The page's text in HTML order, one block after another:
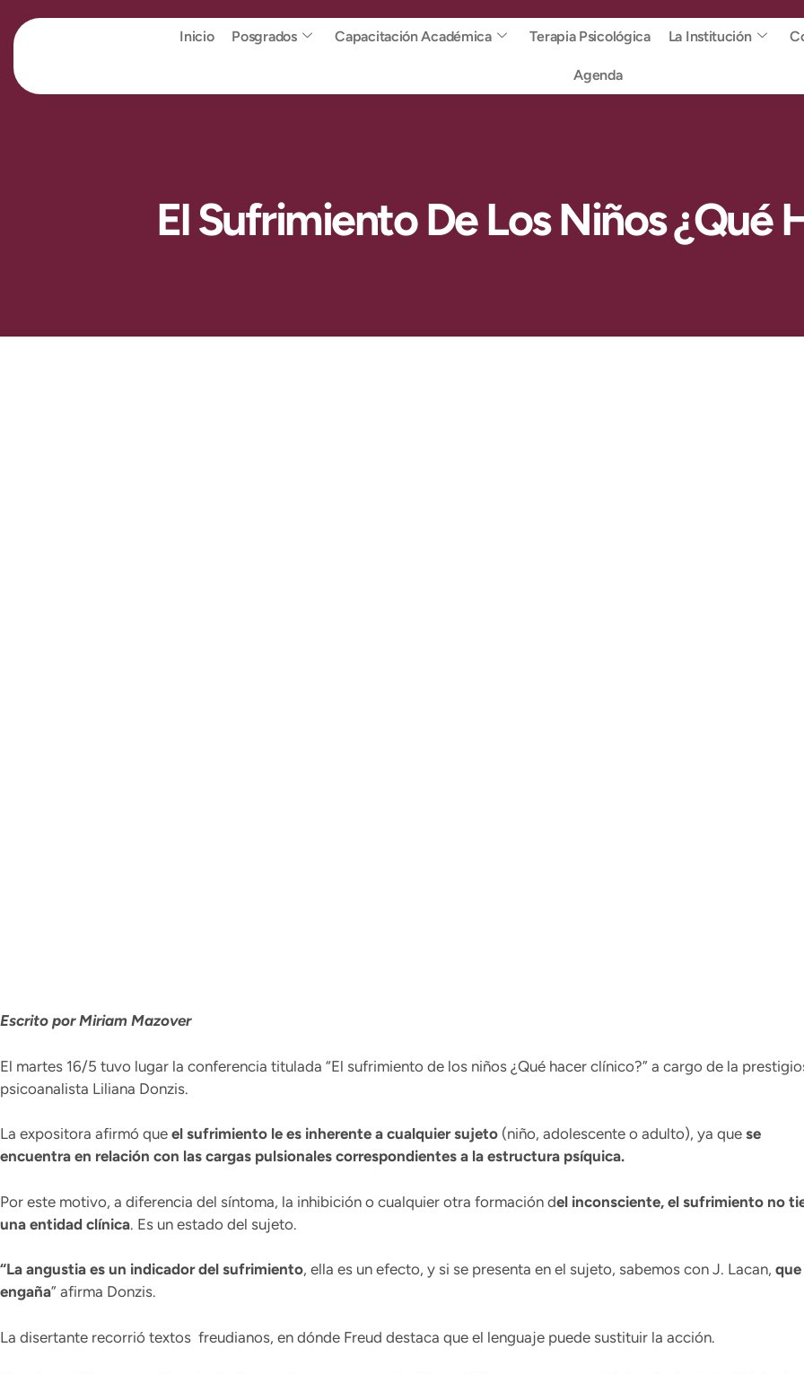
Inicio Posgrados Capacitación Académica Terapia Psicológica La Institución
Agenda
El Sufrimiento De Los Niños ¿Qué
Escrito por Miriam Mazover
El martes 16/5 tuvo lugar la conferencia titulada “El sufrimiento de los niños ¿Qué hacer clínico?” a cargo de la
psicoanalista Liliana Donzis.
La expositora afirmó que el sufrimiento le es inherente a cualquier sujeto (niño, adolescente o adulto), ya que se
encuentra en relación con las cargas pulsionales correspondientes a la estructura psíquica.
Por este motivo, a diferencia del síntoma, la inhibición o cualquier otra formación del inconsciente, el sufrimiento no
una entidad clínica. Es un estado del sujeto.
“La angustia es un indicador del sufrimiento, ella es un efecto, y si se presenta en el sujeto, sabemos con J. Lacan,
engaña” afirma Donzis.
La disertante recorrió textos freudianos, en dónde Freud destaca que el lenguaje puede sustituir la acción.